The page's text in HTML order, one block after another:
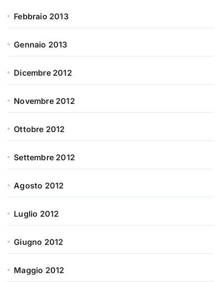
Febbraio 2013
Gennaio 2013
Dicembre 2012
Novembre 2012
Ottobre 2012
Settembre 2012
Agosto 2012
Luglio 2012
Giugno 2012
Maggio 2012